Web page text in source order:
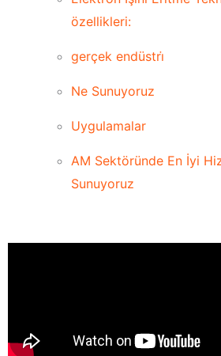
özellikleri:
gerçek endüstri̇
Ne Sunuyoruz
Uygulamalar
AM Sektöründe En İyi
Sunuyoruz